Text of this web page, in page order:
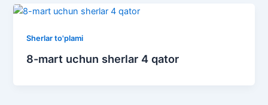
Sherlar to'plami
8-mart uchun sherlar 4 qator